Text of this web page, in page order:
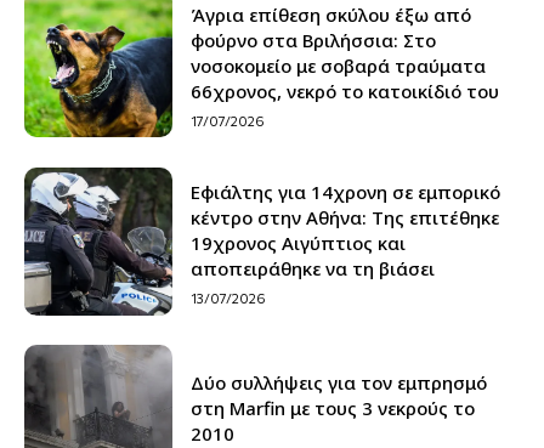
Άγρια επίθεση σκύλου έξω από
φούρνο στα Βριλήσσια: Στο
νοσοκομείο με σοβαρά τραύματα
66χρονος, νεκρό το κατοικίδιό του
17/07/2026
Εφιάλτης για 14χρονη σε εμπορικό
κέντρο στην Αθήνα: Της επιτέθηκε
19χρονος Αιγύπτιος και
αποπειράθηκε να τη βιάσει
13/07/2026
Δύο συλλήψεις για τον εμπρησμό
στη Marfin με τους 3 νεκρούς το
2010